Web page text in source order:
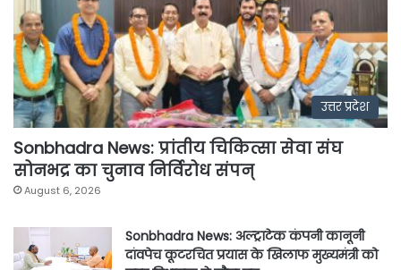
उत्तर प्रदेश
Sonbhadra News: प्रांतीय चिकित्सा सेवा संघ
सोनभद्र का चुनाव निर्विरोध संपन्
August 6, 2026
Sonbhadra News: अल्ट्राटेक कंपनी कानूनी
दांवपेच कूटरचित प्रयास के खिलाफ मुख्यमंत्री को